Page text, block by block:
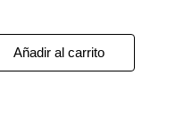
Añadir al carrito